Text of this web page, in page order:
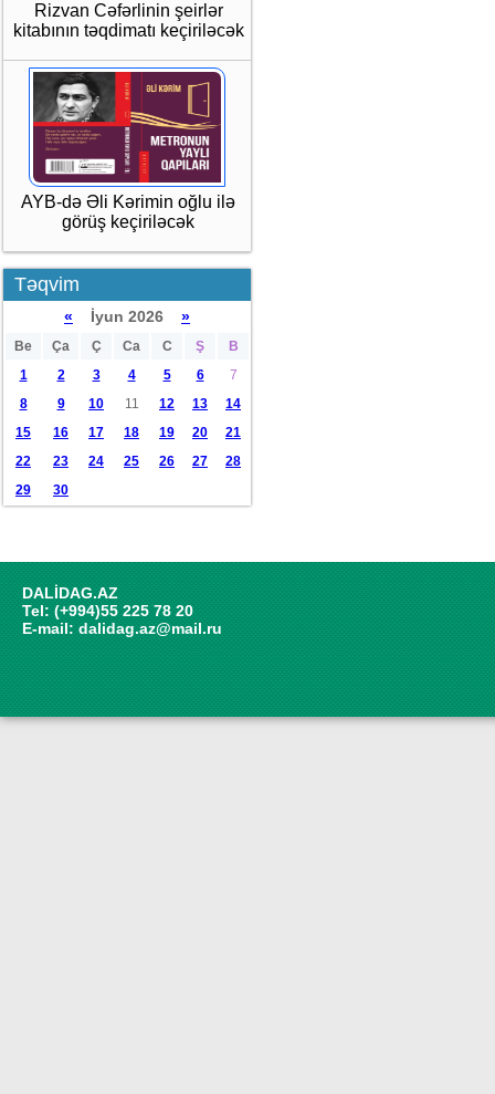
Rizvan Cəfərlinin şeirlər
kitabının təqdimatı keçiriləcək
AYB-də Əli Kərimin oğlu ilə
görüş keçiriləcək
Təqvim
« İyun 2026 »
Be Ça Ç Ca C Ş
B
1
2 3 4 5 6
7
8
9 10 11 12 13
14
15
16 17 18 19 20
21
22
23 24 25 26 27
28
29
30
DALİDAG.AZ
Tel: (+994)55 225 78 20
E-mail: dalidag.az@mail.ru